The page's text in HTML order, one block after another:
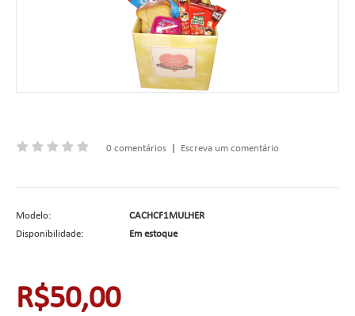
0 comentários Escreva um comentário
Modelo:
CACHCF1MULHER
Disponibilidade:
Em estoque
R$50,00